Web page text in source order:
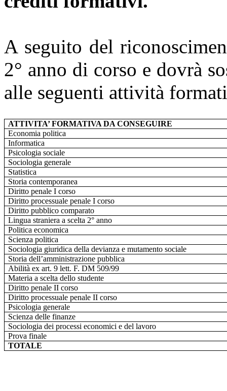
A seguito del
2° anno di corso e dovrà
alle seguenti attività
ATTIVITA’ FORMATIVA DA CONSEGUIRE
Economia politica
Informatica
Psicologia sociale
Sociologia generale
Statistica
Storia contemporanea
Diritto penale I corso
Diritto processuale penale I corso
Diritto pubblico comparato
Lingua straniera a scelta 2° anno
Politica economica
Scienza politica
Sociologia giuridica della devianza e mutamento sociale
Storia dell’amministrazione pubblica
Abilità ex art. 9 lett. F. DM 509/99
Materia a scelta dello studente
Diritto penale II corso
Diritto processuale penale II corso
Psicologia generale
Scienza delle finanze
Sociologia dei processi economici e del lavoro
Prova finale
TOTALE